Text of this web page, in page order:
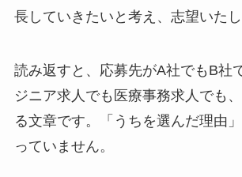
長していきたいと考え、志望いたし
読み返すと、応募先がA社でもB社
ジニア求人でも医療事務求人でも
る文章です。「うちを選んだ理由
っていません。